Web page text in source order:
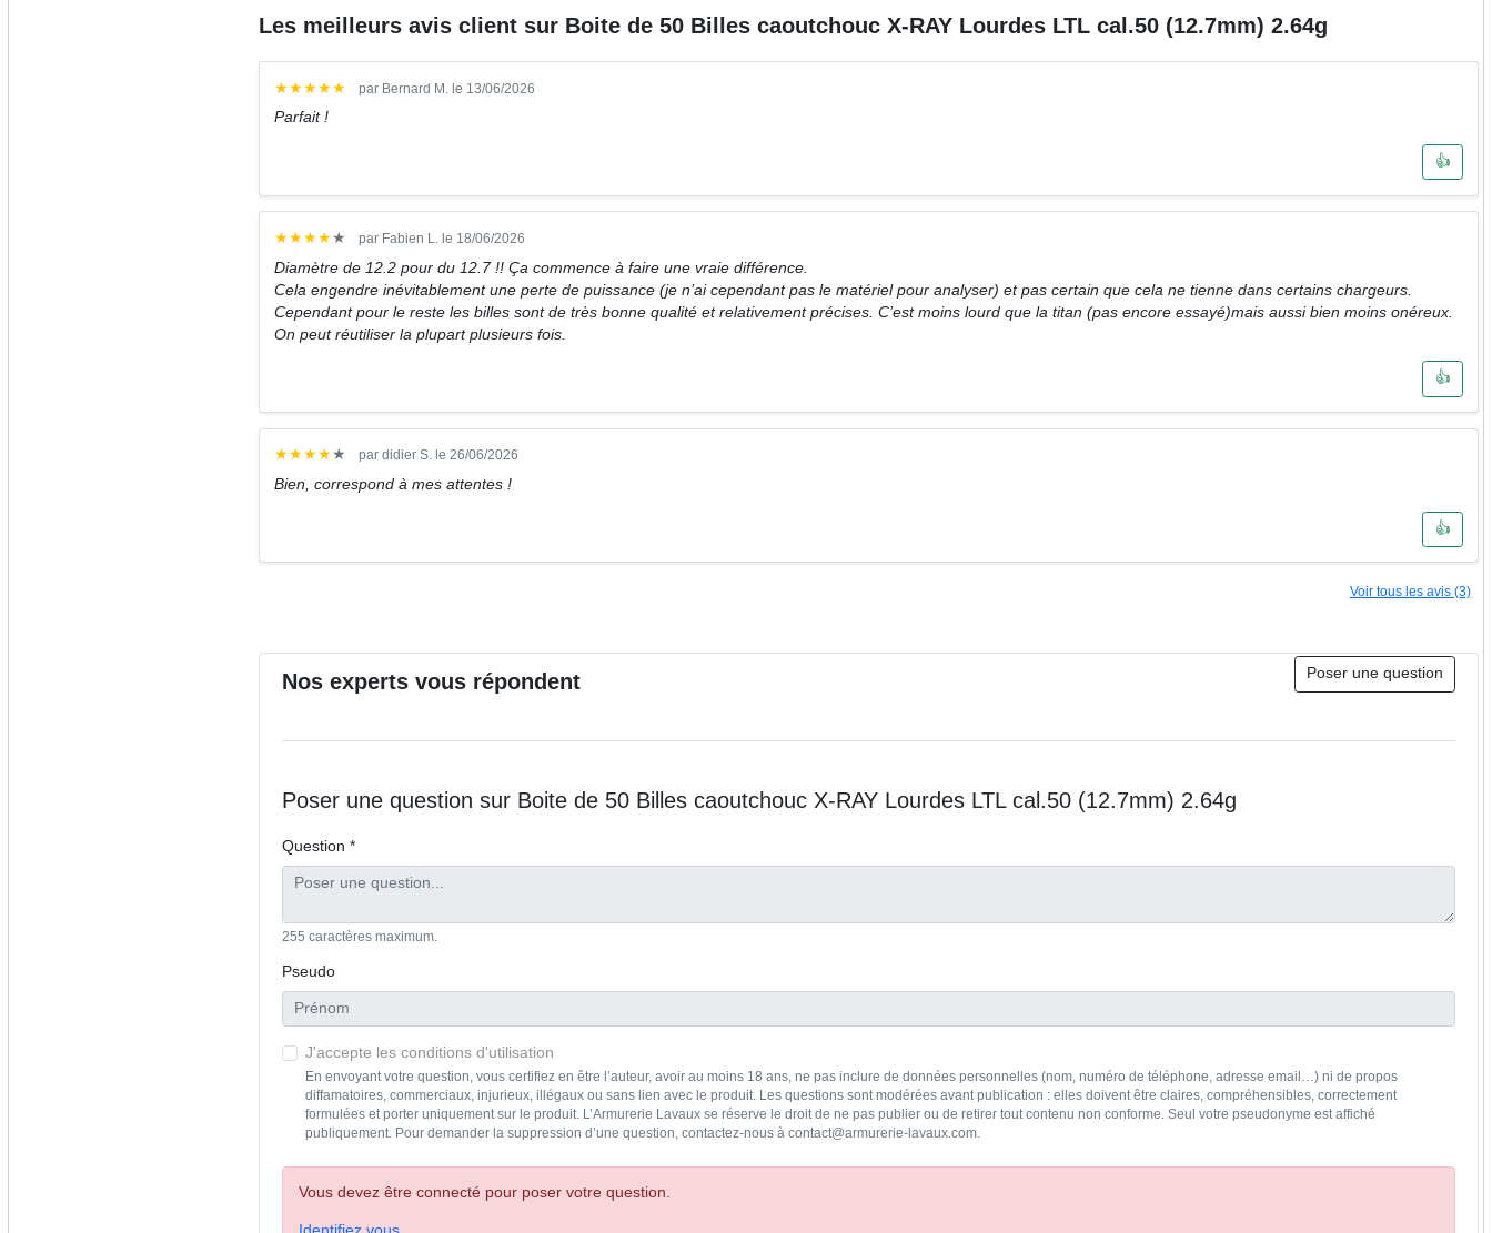
Les meilleurs avis client sur Boite de 50 Billes caoutchouc X-RAY Lourdes LTL cal.50 (12.7mm) 2.64g
★★★★★ par Bernard M. le 13/06/2026
Parfait !
👍
★★★★★ par Fabien L. le 18/06/2026
Diamètre de 12.2 pour du 12.7 !! Ça commence à faire une vraie différence.
Cela engendre inévitablement une perte de puissance (je n’ai cependant pas le matériel pour analyser) et pas certain que cela ne tienne dans certains chargeurs.
Cependant pour le reste les billes sont de très bonne qualité et relativement précises. C’est moins lourd que la titan (pas encore essayé)mais aussi bien moins onéreux.
On peut réutiliser la plupart plusieurs fois.
👍
★★★★★ par didier S. le 26/06/2026
Bien, correspond à mes attentes !
👍
Voir tous les avis (3)
Nosexperts vous répondent Poser une question
Poser une question sur Boite de 50 Billes caoutchouc X-RAY Lourdes LTL cal.50 (12.7mm) 2.64g
Question *
255 caractères maximum.
Pseudo
J'accepte les conditions d'utilisation
En envoyant votre question, vous certifiez en être l’auteur, avoir au moins 18 ans, ne pas inclure de données personnelles (nom, numéro de téléphone, adresse email…) ni de propos
diffamatoires, commerciaux, injurieux, illégaux ou sans lien avec le produit. Les questions sont modérées avant publication : elles doivent être claires, compréhensibles, correctement
formulées et porter uniquement sur le produit. L’Armurerie Lavaux se réserve le droit de ne pas publier ou de retirer tout contenu non conforme. Seul votre pseudonyme est affiché
publiquement. Pour demander la suppression d’une question, contactez-nous à contact@armurerie-lavaux.com.
Vous devez être connecté pour poser votre question.